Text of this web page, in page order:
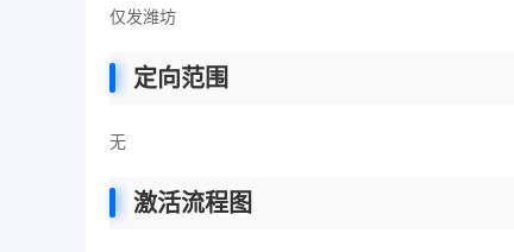
仅发潍坊
定向范围
无
激活流程图